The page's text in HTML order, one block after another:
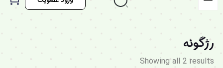
رژگونه
Showing all 2 results